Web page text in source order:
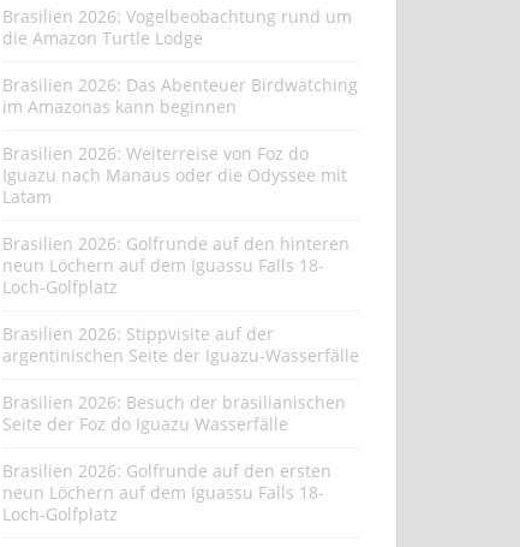
Brasilien 2026: Vogelbeobachtung rund um
die Amazon Turtle Lodge
Brasilien 2026: Das Abenteuer Birdwatching
im Amazonas kann beginnen
Brasilien 2026: Weiterreise von Foz do
Iguazu nach Manaus oder die Odyssee mit
Latam
Brasilien 2026: Golfrunde auf den hinteren
neun Löchern auf dem Iguassu Falls 18-
Loch-Golfplatz
Brasilien 2026: Stippvisite auf der
argentinischen Seite der Iguazu-Wasserfälle
Brasilien 2026: Besuch der brasilianischen
Seite der Foz do Iguazu Wasserfälle
Brasilien 2026: Golfrunde auf den ersten
neun Löchern auf dem Iguassu Falls 18-
Loch-Golfplatz